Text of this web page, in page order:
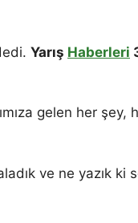
Yarış Haberleri
gelen her şey,
ve ne yazık ki